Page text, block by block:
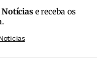
e receba os